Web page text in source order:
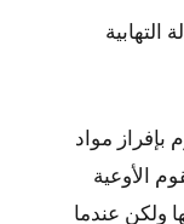
بإفراز مواد
الأوعية
ولكن عندما